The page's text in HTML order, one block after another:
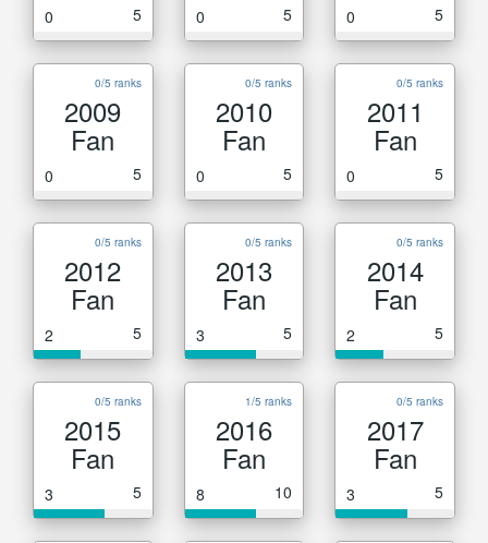
0 5 0 5 0 5
0/5 ranks
2009
Fan
0 5
0/5 ranks
2010
Fan
0 5
0/5 ranks
2011
Fan
0 5
0/5 ranks
2012
Fan
2 5
0/5 ranks
2013
Fan
3 5
0/5 ranks
2014
Fan
2 5
0/5 ranks
2015
Fan
3 5
1/5 ranks
2016
Fan
8 10
0/5 ranks
2017
Fan
3 5